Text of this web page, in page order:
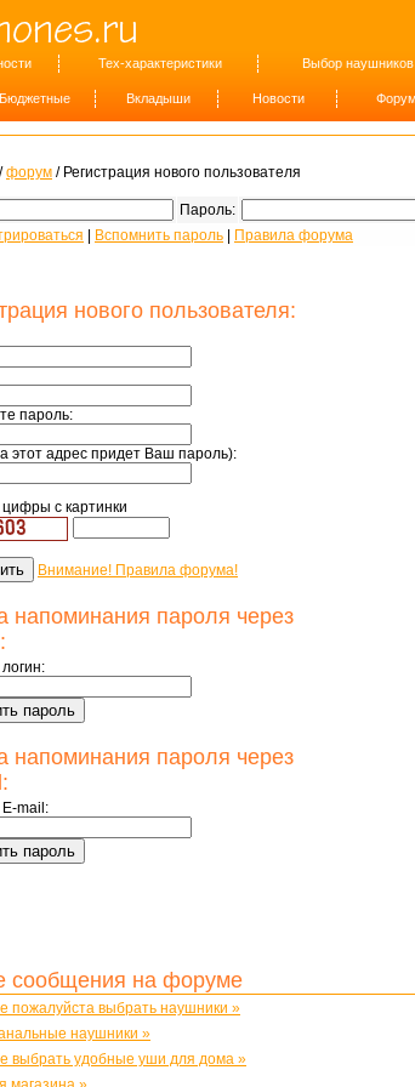
Тех-характеристики Выбор наушников
Бюджетные Вкладыши Новости
/форум / Регистрация нового пользователя
Пароль:
Вспомнить пароль Правила форума
нового пользователя:
пароль:
этот адрес придет Ваш пароль):
цифры с картинки
Внимание! Правила форума!
напоминания пароля через
напоминания пароля через
E-mail:
сообщения на форуме
пожалуйста выбрать наушники »
наушники »
выбрать удобные уши для дома »